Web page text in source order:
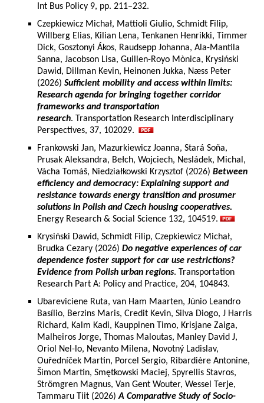
Int Bus Policy 9, pp. 211–232.
Czepkiewicz Michał, Mattioli Giulio, Schmidt Filip,
Willberg Elias, Kilian Lena, Tenkanen Henrikki, Timmer
Dick, Gosztonyi Ákos, Raudsepp Johanna, Ala-Mantila
Sanna, Jacobson Lisa, Guillen-Royo Mònica, Krysiński
Dawid, Dillman Kevin, Heinonen Jukka, Næss Peter
(2026) Sufficient mobility and access within limits:
Research agenda for bringing together corridor
frameworks and transportation
research. Transportation Research Interdisciplinary
Perspectives, 37, 102029.
Frankowski Jan, Mazurkiewicz Joanna, Stará Soňa,
Prusak Aleksandra, Bełch, Wojciech, Nesládek, Michal,
Vácha Tomáš, Niedziałkowski Krzysztof (2026) Between
efficiency and democracy: Explaining support and
resistance towards energy transition and prosumer
solutions in Polish and Czech housing cooperatives.
Energy Research & Social Science 132, 104519.
Krysiński Dawid, Schmidt Filip, Czepkiewicz Michał,
Brudka Cezary (2026) Do negative experiences of car
dependence foster support for car use restrictions?
Evidence from Polish urban regions. Transportation
Research Part A: Policy and Practice, 204, 104843.
Ubareviciene Ruta, van Ham Maarten, Júnio Leandro
Basílio, Berzins Maris, Credit Kevin, Silva Diogo, J Harris
Richard, Kalm Kadi, Kauppinen Timo, Krisjane Zaiga,
Malheiros Jorge, Thomas Maloutas, Manley David J,
Oriol Nel-lo, Nevanto Milena, Novotný Ladislav,
Ouředníček Martin, Porcel Sergio, Ribardière Antonine,
Šimon Martin, Smętkowski Maciej, Spyrellis Stavros,
Strömgren Magnus, Van Gent Wouter, Wessel Terje,
Tammaru Tiit (2026)A Comparative Study of Socio-